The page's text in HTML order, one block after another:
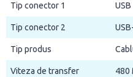
Tip conector 1 USB
Tip conector 2
Tip produs
Viteza de transfer 480